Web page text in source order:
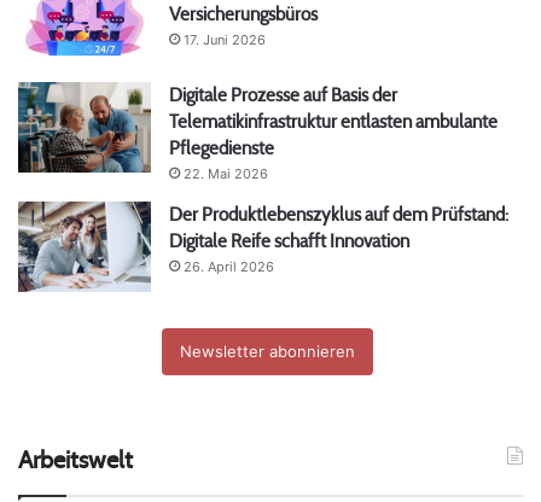
Versicherungsbüros
17. Juni 2026
Digitale Prozesse auf Basis der
Telematikinfrastruktur entlasten ambulante
Pflegedienste
22. Mai 2026
Der Produktlebenszyklus auf dem Prüfstand:
Digitale Reife schafft Innovation
26. April 2026
Newsletter abonnieren
Arbeitswelt